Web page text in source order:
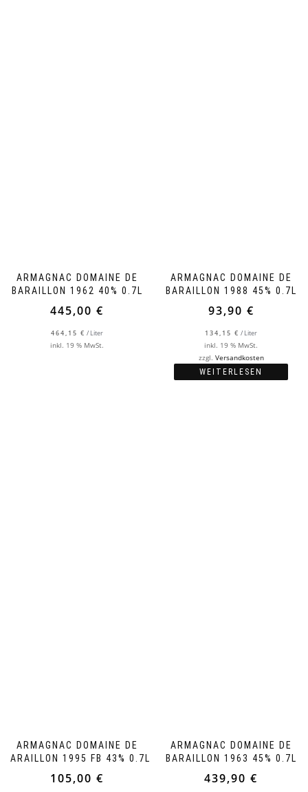
ARMAGNAC DOMAINE DE
BARAILLON 1962 40% 0.7L
445,00 €
464,15 € / Liter
inkl. 19 % MwSt.
ARMAGNAC DOMAINE DE
BARAILLON 1988 45% 0.7L
93,90 €
134,15 € / Liter
inkl. 19 % MwSt.
zzgl. Versandkosten
WEITERLESEN
ARMAGNAC DOMAINE DE
BARAILLON 1995 FB 43% 0.7L
105,00 €
ARMAGNAC DOMAINE DE
BARAILLON 1963 45% 0.7L
439,90 €